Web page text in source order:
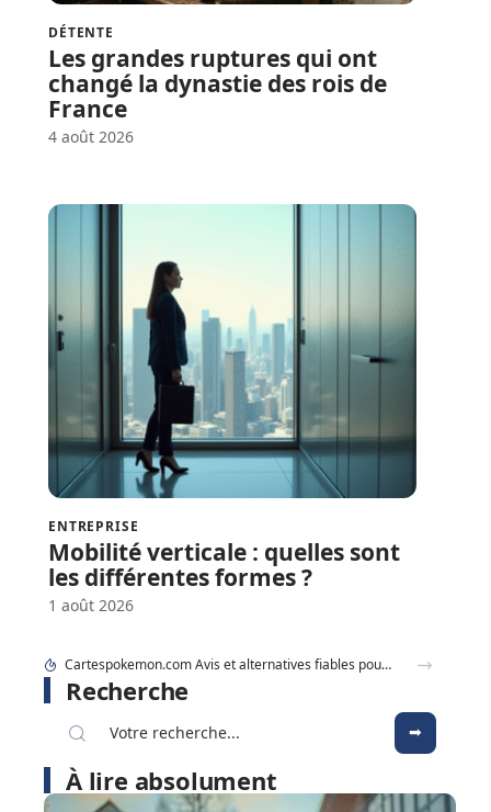
DÉTENTE
Les grandes ruptures qui ont
changé la dynastie des rois de
France
4 août 2026
ENTREPRISE
Mobilité verticale : quelles sont
les différentes formes ?
1 août 2026
Recherche
À lire absolument